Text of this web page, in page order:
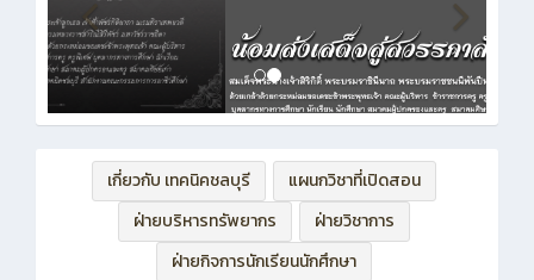
เกี่ยวกับ เทคนิคชลบุรี
แผนกวิชาที่เปิดสอน
ฝ่ายบริหารทรัพยากร
ฝ่ายวิชาการ